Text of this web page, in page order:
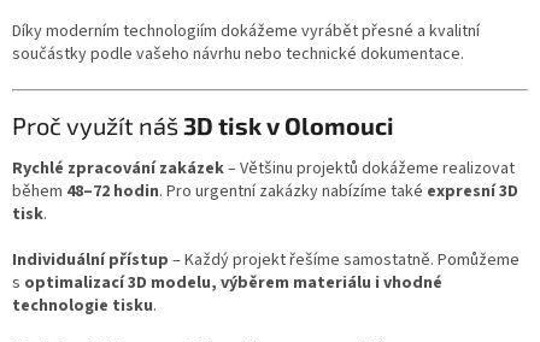
Díky moderním technologiím dokážeme vyrábět přesné a kvalitní
součástky podle vašeho návrhu nebo technické dokumentace.
Proč využít náš 3D tisk v Olomouci
Rychlé zpracování zakázek– Většinu projektů dokážeme realizovat
během 48–72 hodin. Pro urgentní zakázky nabízíme také expresní 3D
tisk.
Individuální přístup – Každý projekt řešíme samostatně. Pomůžeme
s optimalizací 3D modelu, výběrem materiálu i vhodné
technologie tisku.